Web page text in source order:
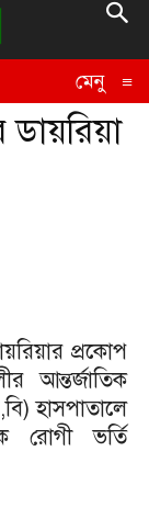
মেনু ≡
প্রকোপ
আন্তর্জাতিক
হাসপাতালে
রোগী ভর্তি